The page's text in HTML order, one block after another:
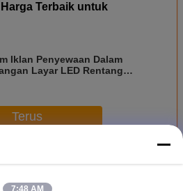
Terbaik untuk
Iklan Penyewaan Dalam
Layar LED Rentang
Terus
7:48 AM